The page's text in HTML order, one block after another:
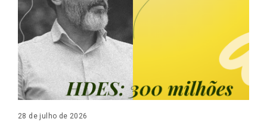
28 de julho de 2026